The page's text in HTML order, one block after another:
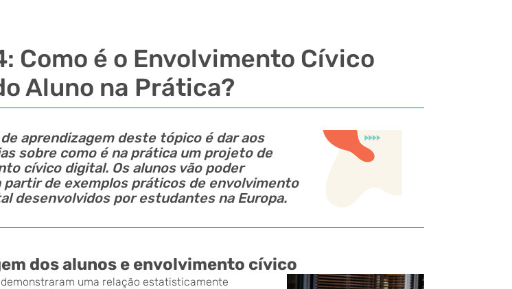
Como é o Envolvimento Cívico
Aluno na Prática?
aprendizagem deste tópico é dar aos
sobre como é na prática um projeto de
cívico digital. Os alunos vão poder
partir de exemplos práticos de envolvimento
desenvolvidos por estudantes na Europa.
dos alunos e envolvimento cívico
uma relação estatisticamente